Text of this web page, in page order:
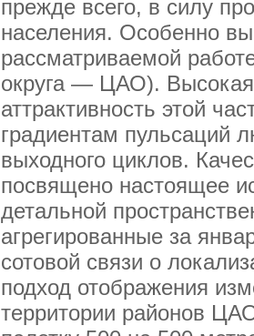
прежде всего, в силу
населения. Особенно
рассматриваемой
округа — ЦАО). Высокая
аттрактивность этой
градиентам пульсаций
выходного циклов.
посвящено настоящее
детальной
агрегированные за
сотовой связи о
подход отображения
территории районов